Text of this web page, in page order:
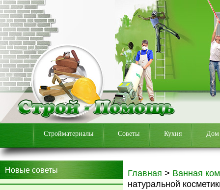
Стройматериалы Советы Кухня Дом
Новые советы Главная > Ванная
натуральной